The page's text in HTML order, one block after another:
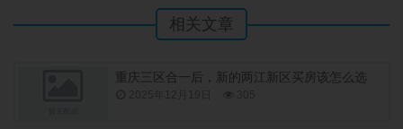
相关文章
重庆三区合一后，新的两江新区买房该怎么选